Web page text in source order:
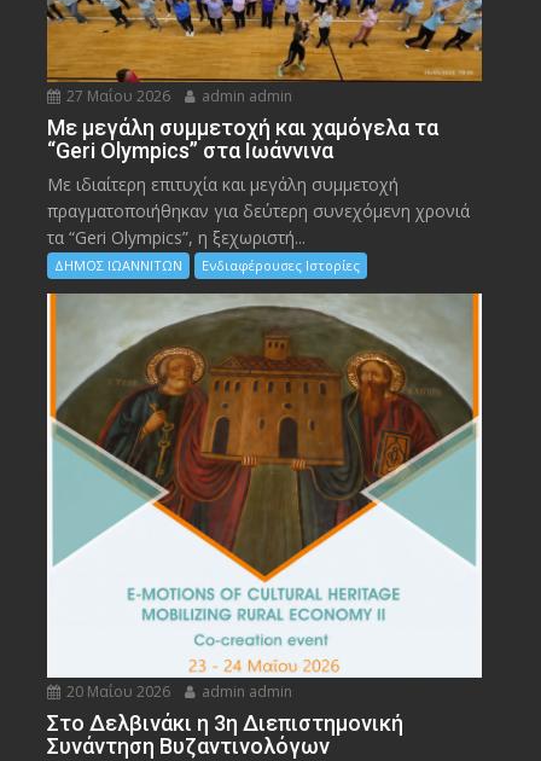
27 Μαΐου 2026 admin admin
Με μεγάλη συμμετοχή και χαμόγελα τα
“Geri Olympics” στα Ιωάννινα
Με ιδιαίτερη επιτυχία και μεγάλη συμμετοχή
πραγματοποιήθηκαν για δεύτερη συνεχόμενη χρονιά
τα “Geri Olympics”, η ξεχωριστή...
ΔΗΜΟΣ ΙΩΑΝΝΙΤΩΝ Ενδιαφέρουσες Ιστορίες
20 Μαΐου 2026 admin admin
Στο Δελβινάκι η 3η Διεπιστημονική
Συνάντηση Βυζαντινολόγων